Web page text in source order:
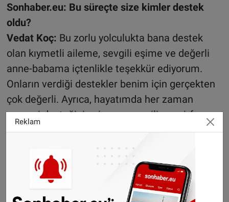
Sonhaber.eu: Bu süreçte size kimler destek
oldu?
Vedat Koç: Bu zorlu yolculukta bana destek
olan kıymetli aileme, sevgili eşime ve değerli
anne-babama içtenlikle teşekkür ediyorum.
Onların verdiği destekler benim için gerçekten
çok değerli. Ayrıca, hayatımda her zaman
manevi desteğini esirgemeyen, ilim ve irfanın
yayılması için her türlü imkanı ve desteği sunan
değerli büyüğüm Prof. Dr. Hüseyin İlker Çınar’a
en derin şükranlarımı sunmayı bir borç
biliyorum.
Reklam